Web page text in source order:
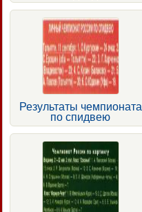
Результаты чемпионата
по спидвею